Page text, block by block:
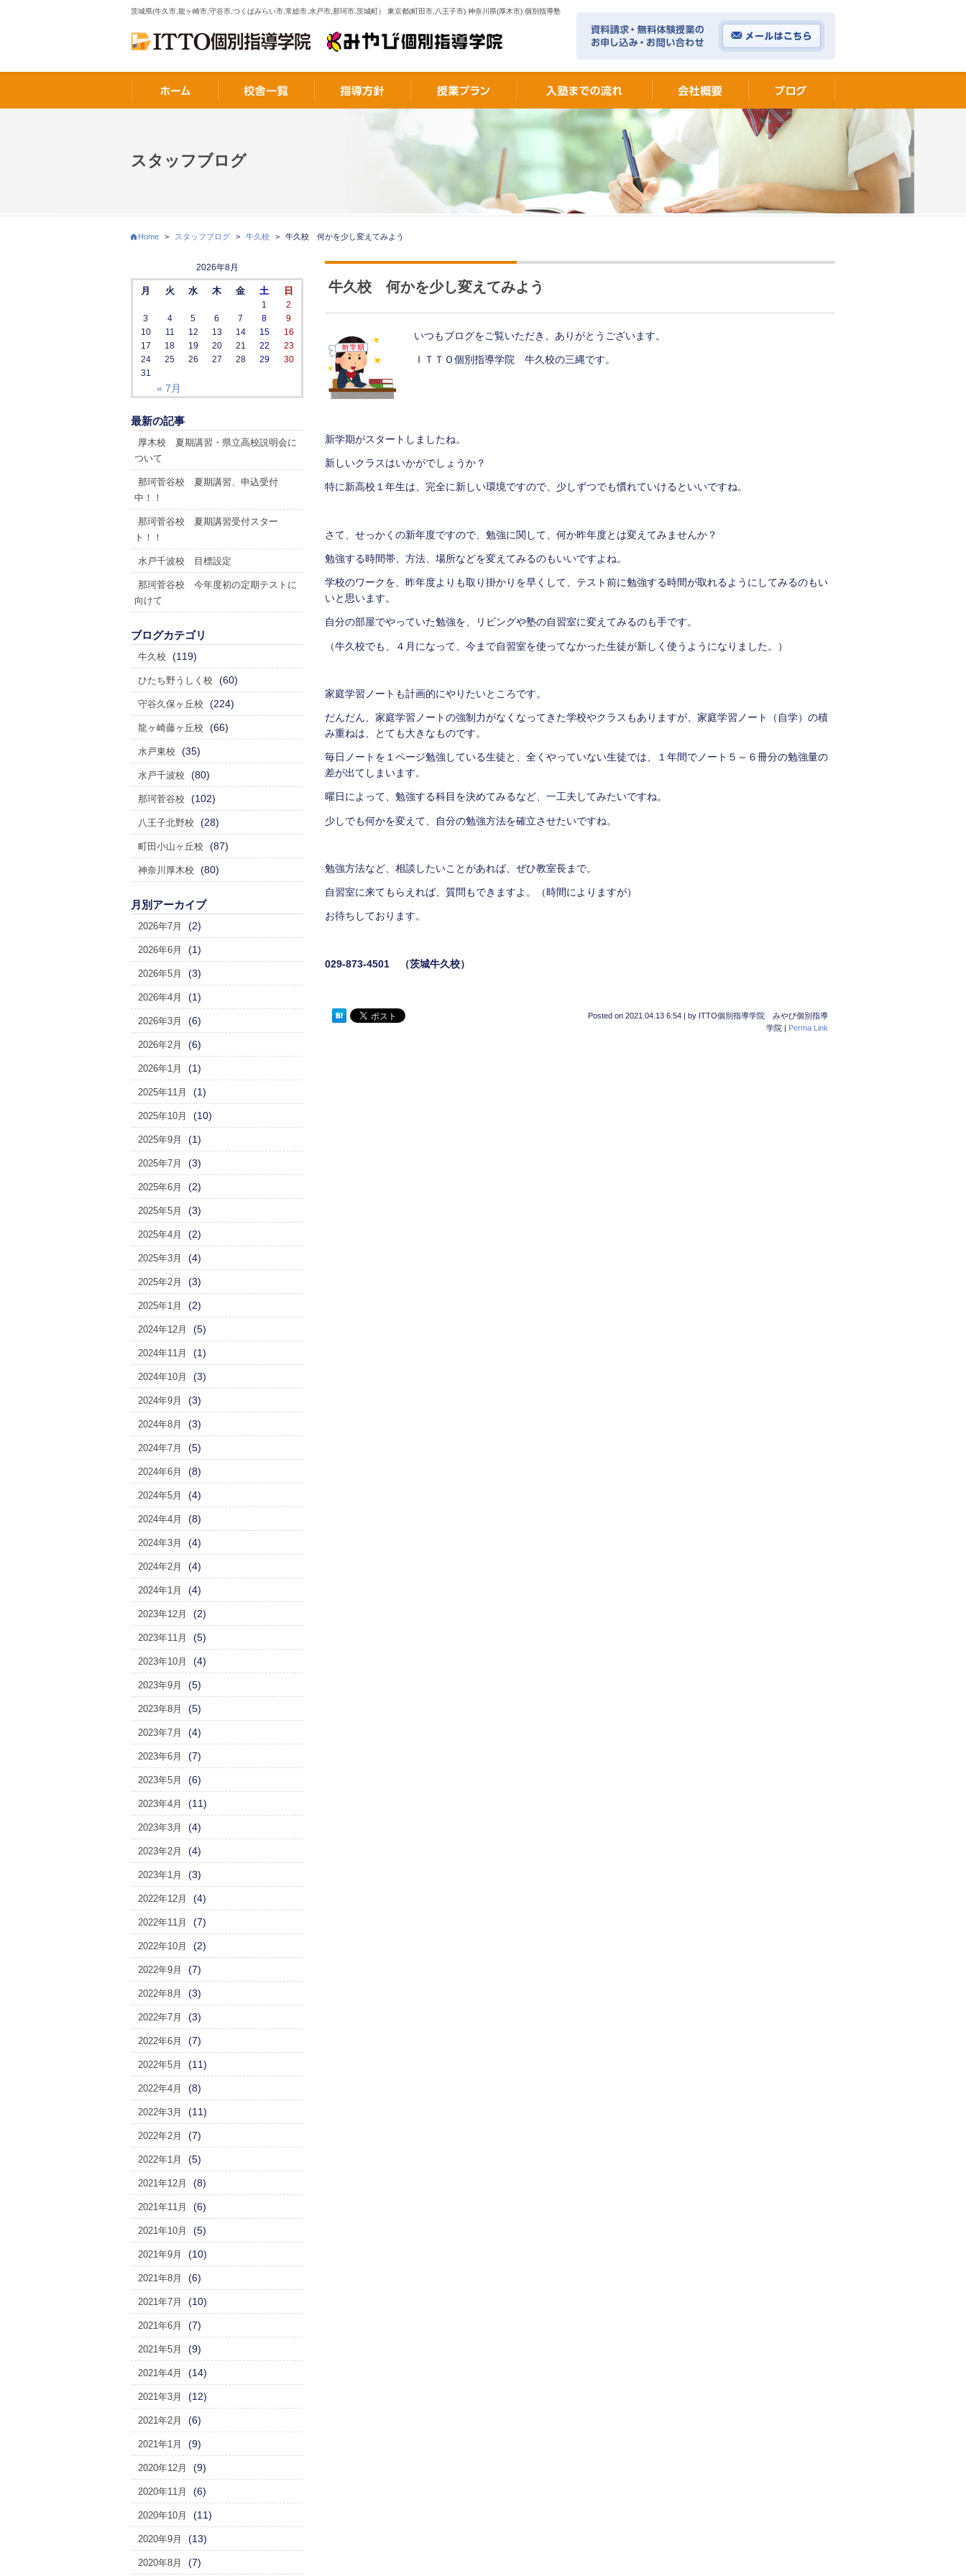
茨城県(牛久市,龍ヶ崎市,守谷市,つくばみらい市,常総市,水戸市,那珂市,茨城町） 東京都(町田市,八王子市) 神奈川県(厚木市) 個別指導塾
スタッフブログ
Home > スタッフブログ > 牛久校 > 牛久校 何かを少し変えてみよう
牛久校 何かを少し変えてみよう
いつもブログをご覧いただき、ありがとうございます。
ＩＴＴＯ個別指導学院 牛久校の三縄です。
新学期がスタートしましたね。
新しいクラスはいかがでしょうか？
特に新高校１年生は、完全に新しい環境ですので、少しずつでも慣れていけるといいですね。
さて、せっかくの新年度ですので、勉強に関して、何か昨年度とは変えてみませんか？
勉強する時間帯、方法、場所などを変えてみるのもいいですよね。
学校のワークを、昨年度よりも取り掛かりを早くして、テスト前に勉強する時間が取れるようにしてみるのもい
いと思います。
自分の部屋でやっていた勉強を、リビングや塾の自習室に変えてみるのも手です。
（牛久校でも、４月になって、今まで自習室を使ってなかった生徒が新しく使うようになりました。）
家庭学習ノートも計画的にやりたいところです。
だんだん、家庭学習ノートの強制力がなくなってきた学校やクラスもありますが、家庭学習ノート（自学）の積
み重ねは、とても大きなものです。
毎日ノートを１ページ勉強している生徒と、全くやっていない生徒では、１年間でノート５～６冊分の勉強量の
差が出てしまいます。
曜日によって、勉強する科目を決めてみるなど、一工夫してみたいですね。
少しでも何かを変えて、自分の勉強方法を確立させたいですね。
勉強方法など、相談したいことがあれば、ぜひ教室長まで。
自習室に来てもらえれば、質問もできますよ。（時間によりますが）
お待ちしております。
029-873-4501 （茨城牛久校）
Posted on 2021.04.13 6:54 | by ITTO個別指導学院 みやび個別指導
学院 | Perma Link
2026年8月
月 火 水 木 金 土 日
« 7月
1
2
3
4 5 6 7 8
9
10
11 12 13 14 15
16
17
18 19 20 21 22
23
24
25 26 27 28 29
30
31
最新の記事
厚木校 夏期講習・県立高校説明会に
ついて
那珂菅谷校 夏期講習、申込受付
中！！
那珂菅谷校 夏期講習受付スター
ト！！
水戸千波校 目標設定
那珂菅谷校 今年度初の定期テストに
向けて
ブログカテゴリ
牛久校 (119)
ひたち野うしく校 (60)
守谷久保ヶ丘校 (224)
龍ヶ崎藤ヶ丘校 (66)
水戸東校 (35)
水戸千波校 (80)
那珂菅谷校 (102)
八王子北野校 (28)
町田小山ヶ丘校 (87)
神奈川厚木校 (80)
月別アーカイブ
2026年7月 (2)
2026年6月 (1)
2026年5月 (3)
2026年4月 (1)
2026年3月 (6)
2026年2月 (6)
2026年1月 (1)
2025年11月 (1)
2025年10月 (10)
2025年9月 (1)
2025年7月 (3)
2025年6月 (2)
2025年5月 (3)
2025年4月 (2)
2025年3月 (4)
2025年2月 (3)
2025年1月 (2)
2024年12月 (5)
2024年11月 (1)
2024年10月 (3)
2024年9月 (3)
2024年8月 (3)
2024年7月 (5)
2024年6月 (8)
2024年5月 (4)
2024年4月 (8)
2024年3月 (4)
2024年2月 (4)
2024年1月 (4)
2023年12月 (2)
2023年11月 (5)
2023年10月 (4)
2023年9月 (5)
2023年8月 (5)
2023年7月 (4)
2023年6月 (7)
2023年5月 (6)
2023年4月 (11)
2023年3月 (4)
2023年2月 (4)
2023年1月 (3)
2022年12月 (4)
2022年11月 (7)
2022年10月 (2)
2022年9月 (7)
2022年8月 (3)
2022年7月 (3)
2022年6月 (7)
2022年5月 (11)
2022年4月 (8)
2022年3月 (11)
2022年2月 (7)
2022年1月 (5)
2021年12月 (8)
2021年11月 (6)
2021年10月 (5)
2021年9月 (10)
2021年8月 (6)
2021年7月 (10)
2021年6月 (7)
2021年5月 (9)
2021年4月 (14)
2021年3月 (12)
2021年2月 (6)
2021年1月 (9)
2020年12月 (9)
2020年11月 (6)
2020年10月 (11)
2020年9月 (13)
2020年8月 (7)